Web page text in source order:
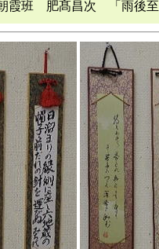
朝霞班 肥髙昌次 「雨